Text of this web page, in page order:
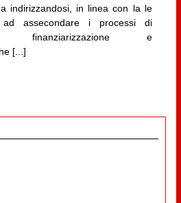
indirizzandosi, in linea con la le
ad assecondare i processi di
finanziarizzazione e
[...]